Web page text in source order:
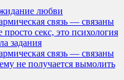
любви
связь — связаны
секс, это психология
задания
связь — связаны
не получается вымолить